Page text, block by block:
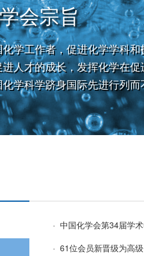
会宗旨
学工作者，促进化学学科
人才的成长，发挥化学在
学科学跻身国际先进行列
· 中国化学会第34届学
· 61位会员新晋级为高